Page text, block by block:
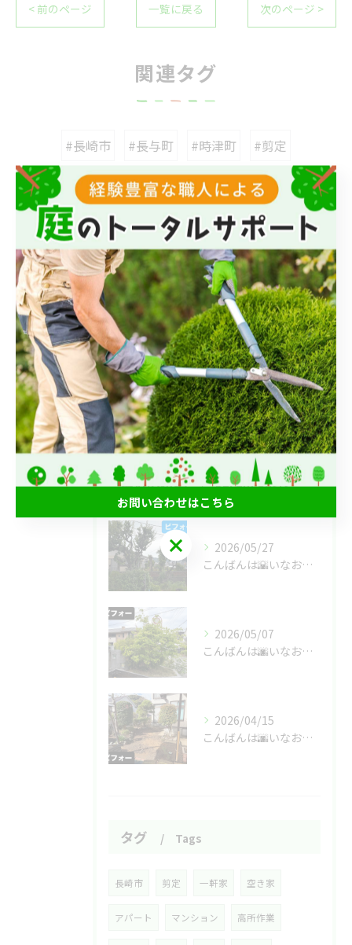
< 前のページ 一覧に戻る 次のページ >
関連タグ
#長崎市 #長与町 #時津町 #剪定
カテゴリー Categories
全てのカテゴリー
伐採
伐根
草刈り
草むしり
庭じまい
最近の投稿 Recent Posts
2026/05/27
こんばんは🌇いなお造園です❗️
2026/05/07
こんばんは🌆いなお造園です❗️
2026/04/15
こんばんは🌆いなお造園です❗️
タグ Tags
長崎市 剪定 一軒家 空き家
アパート マンション 高所作業
お問い合わせはこちら
お問い合わせはこちら